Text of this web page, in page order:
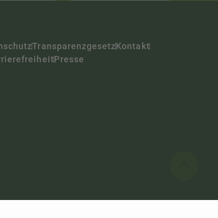
TransparenzgesetzKontakt
Presse